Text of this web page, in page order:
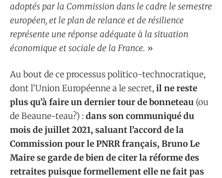
adoptés par la Commission dans le cadre le semestre
européen, et le plan de relance et de résilience
représente une réponse adéquate à la situation
économique et sociale de la France. »
Au bout de ce processus politico-technocratique,
dont l’Union Européenne a le secret, il ne reste
plus qu’à faire un dernier tour de bonneteau (ou
de Beaune-teau?) : dans son communiqué du
mois de juillet 2021, saluant l’accord de la
Commission pour le PNRR français, Bruno Le
Maire se garde de bien de citer la réforme des
retraites puisque formellement elle ne fait pas